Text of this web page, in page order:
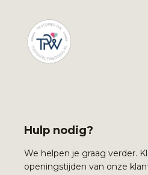
Hulp nodig?
We helpen je graag verder.
openingstijden van onze